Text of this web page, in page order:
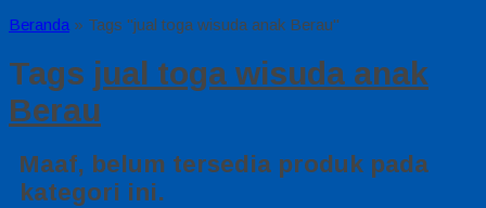
Beranda » Tags "jual toga wisuda anak Berau"
Tags jual toga wisuda anak
Berau
Maaf, belum tersedia produk pada
kategori ini.